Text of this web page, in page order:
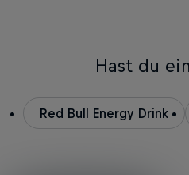
Hast du
Red Bull Energy Drink